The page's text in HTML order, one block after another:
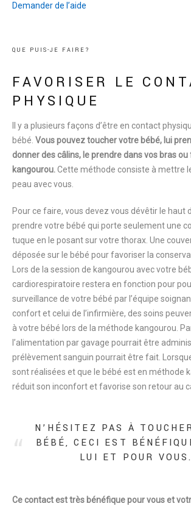
Demander de l’aide
Q U E P U I S-J E FA I R E ?
FAVORISER LE
PHYSIQUE
Il y a plusieurs façons d’être en contact
bébé. Vous pouvez toucher votre bébé, lui
donner des câlins, le prendre dans vos bras
kangourou.Cette méthode consiste à mettre
peau avec vous.
Pour ce faire, vous devez vous dévêtir le haut
prendre votre bébé qui porte seulement une
tuque en le posant sur votre thorax. Une
déposée sur le bébé pour favoriser la
Lors de la session de kangourou avec votre
cardiorespiratoire restera en fonction pour
surveillance de votre bébé par l’équipe
confort et celui de l’infirmière, des soins
à votre bébé lors de la méthode kangourou.
l’alimentation par gavage pourrait être
prélèvement sanguin pourrait être fait.
sont réalisées et que le bébé est en méthode
réduit son inconfort et favorise son retour au
N’HÉSITEZ PAS À
BÉBÉ, CECI EST
LUI ET POUR VOUS.
Ce contact est très bénéfique pour vous et